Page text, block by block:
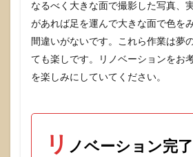
なるべく大きな面で撮影した写真、
があれば足を運んで大きな面で色を
間違いがないです。これら作業は夢
ても楽しです。リノベーションをお
を楽しみにしていてください。
リ ノベーション完